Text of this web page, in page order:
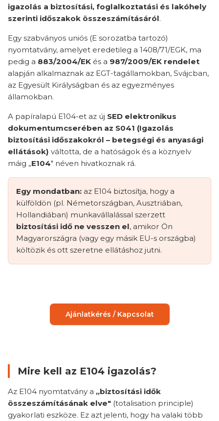
igazolás a biztosítási, foglalkoztatási és lakóhely
szerinti időszakok összeszámításáról.
Egy szabványos uniós (E sorozatba tartozó)
nyomtatvány, amelyet eredetileg a 1408/71/EGK, ma
pedig a 883/2004/EK és a 987/2009/EK rendelet
alapján alkalmaznak az EGT-tagállamokban, Svájcban,
az Egyesült Királyságban és az egyezményes
államokban.
A papíralapú E104-et az új SED elektronikus
dokumentumcserében az S041 (Igazolás
biztosítási időszakokról – betegségi és anyasági
ellátások) váltotta, de a hatóságok és a köznyelv
máig „E104" néven hivatkoznak rá.
Egy mondatban: az E104 biztosítja, hogy a
külföldön (pl. Németországban, Ausztriában,
Hollandiában) munkavállalással szerzett
biztosítási idő ne vesszen el, amikor Ön
Magyarországra (vagy egy másik EU-s országba)
költözik és ott szeretne ellátáshoz jutni.
Ajánlatkérés / Kapcsolat
Mire kell az E104 igazolás?
Az E104 nyomtatvány a „biztosítási idők
összeszámításának elve" (totalisation principle)
gyakorlati eszköze. Ez azt jelenti, hogy ha valaki több